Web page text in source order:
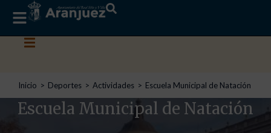
Estás aquí:
Inicio Deportes Actividades Escuela Municipal de Natación
Escuela Municipal de Natación